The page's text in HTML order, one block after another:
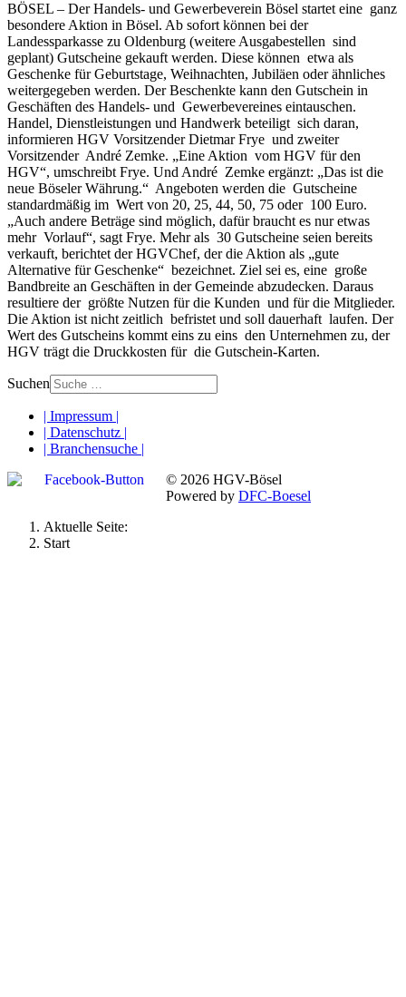
BÖSEL – Der Handels- und Gewerbeverein Bösel startet eine ganz
besondere Aktion in Bösel. Ab sofort können bei der
Landessparkasse zu Oldenburg (weitere Ausgabestellen sind
geplant) Gutscheine gekauft werden. Diese können etwa als
Geschenke für Geburtstage, Weihnachten, Jubiläen oder ähnliches
weitergegeben werden. Der Beschenkte kann den Gutschein in
Geschäften des Handels- und Gewerbevereines eintauschen.
Handel, Dienstleistungen und Handwerk beteiligt sich daran,
informieren HGV Vorsitzender Dietmar Frye und zweiter
Vorsitzender André Zemke. „Eine Aktion vom HGV für den
HGV“, umschreibt Frye. Und André Zemke ergänzt: „Das ist die
neue Böseler Währung.“ Angeboten werden die Gutscheine
standardmäßig im Wert von 20, 25, 44, 50, 75 oder 100 Euro.
„Auch andere Beträge sind möglich, dafür braucht es nur etwas
mehr Vorlauf“, sagt Frye. Mehr als 30 Gutscheine seien bereits
verkauft, berichtet der HGVChef, der die Aktion als „gute
Alternative für Geschenke“ bezeichnet. Ziel sei es, eine große
Bandbreite an Geschäften in der Gemeinde abzudecken. Daraus
resultiere der größte Nutzen für die Kunden und für die Mitglieder.
Die Aktion ist nicht zeitlich befristet und soll dauerhaft laufen. Der
Wert des Gutscheins kommt eins zu eins den Unternehmen zu, der
HGV trägt die Druckkosten für die Gutschein-Karten.
Suchen
| Impressum |
| Datenschutz |
| Branchensuche |
© 2026 HGV-Bösel
Powered by DFC-Boesel
Aktuelle Seite:
Start